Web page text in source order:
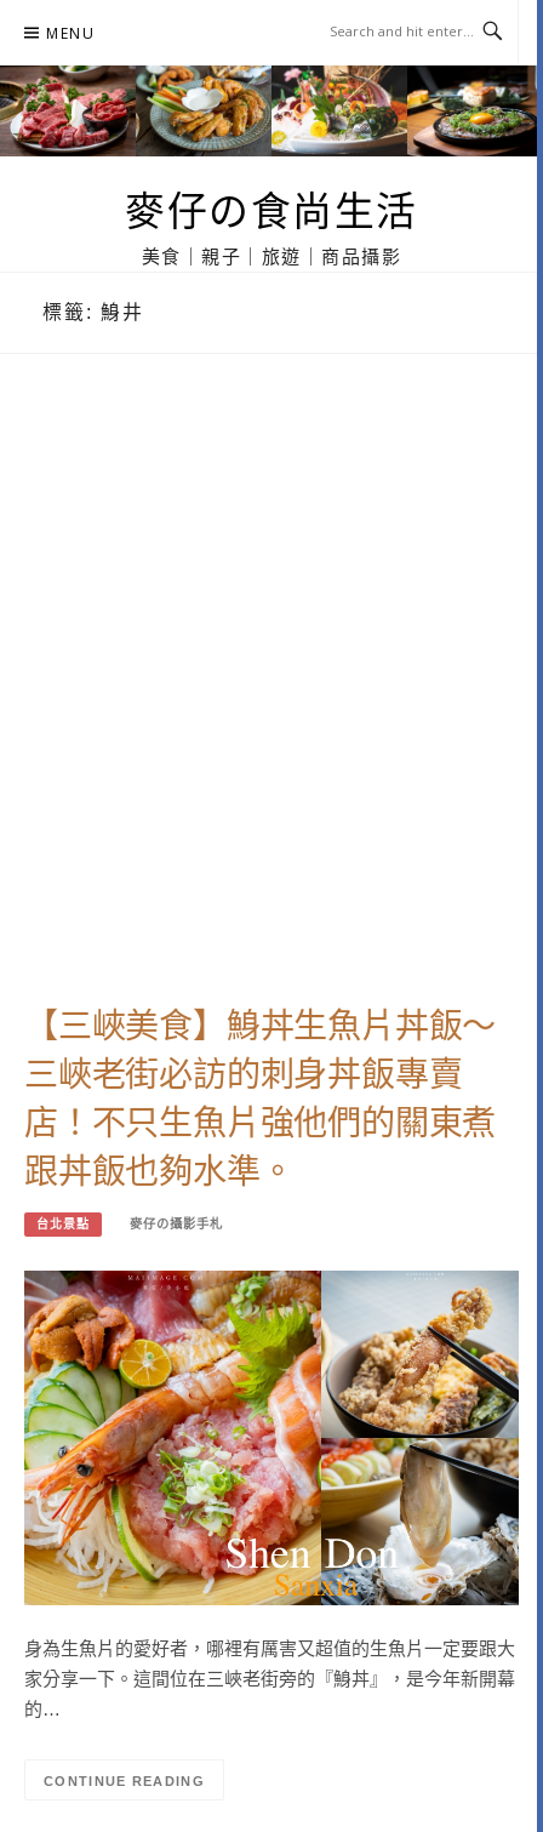
content
MENU
麥仔の食尚生活
美食｜親子｜旅遊｜商品攝影
標籤: 鯓井
【三峽美食】鯓丼生魚片丼飯～
三峽老街必訪的刺身丼飯專賣
店！不只生魚片強他們的關東煮
跟丼飯也夠水準。
台北景點 麥仔の攝影手札
身為生魚片的愛好者，哪裡有厲害又超值的生魚片一定要跟大
家分享一下。這間位在三峽老街旁的『鯓丼』，是今年新開幕
的…
CONTINUE READING